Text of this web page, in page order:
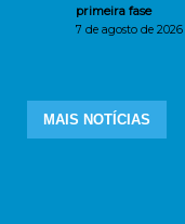
primeira fase
7 de agosto de 2026
MAIS NOTÍCIAS